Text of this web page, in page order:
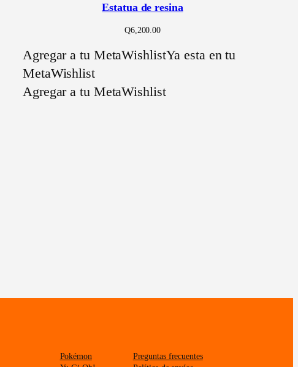
Estatua de resina
Q6,200.00
Agregar a tu MetaWishlistYa esta en tu
MetaWishlist
Agregar a tu MetaWishlist
Pokémon
Preguntas frecuentes